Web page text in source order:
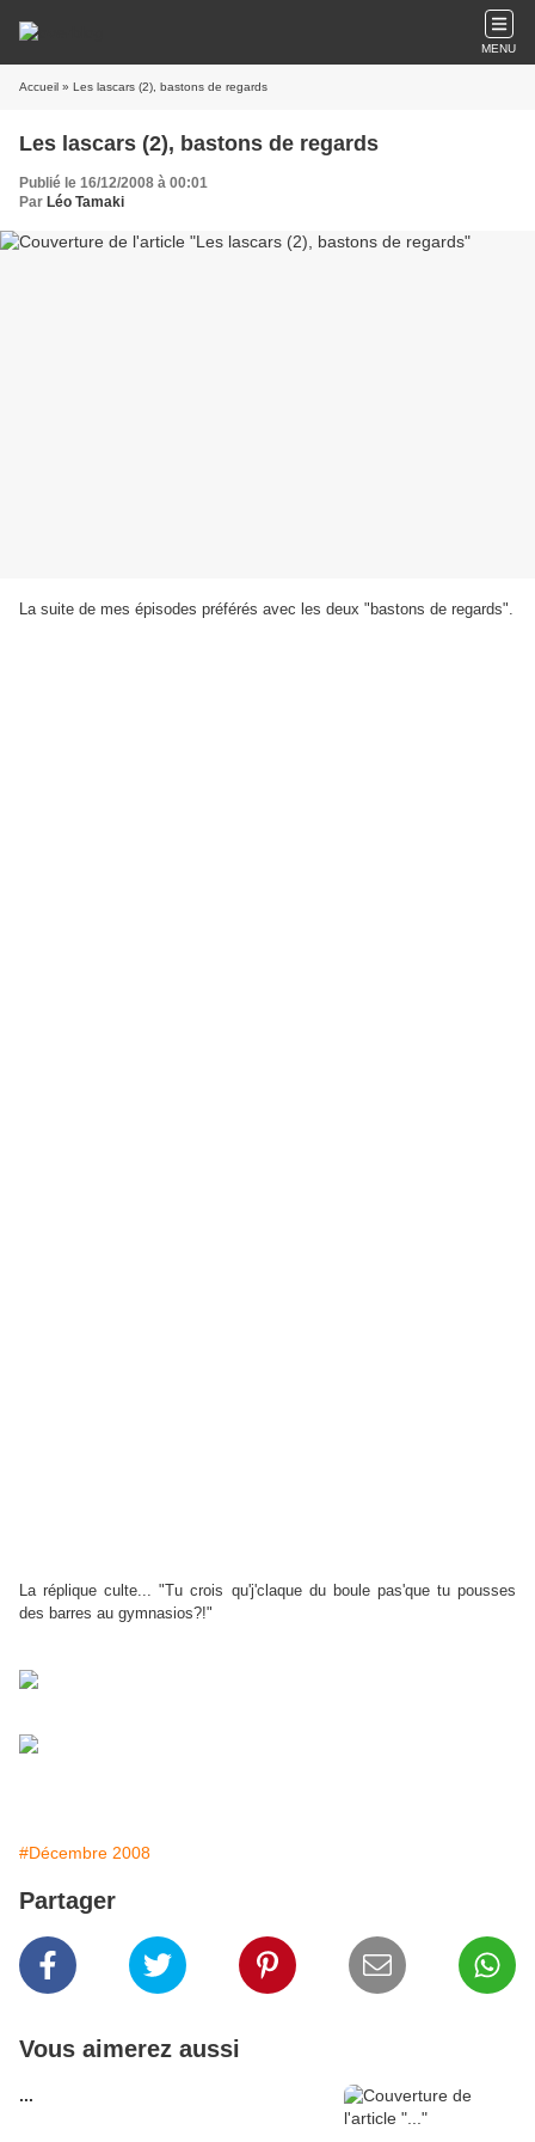
MENU
Accueil » Les lascars (2), bastons de regards
Les lascars (2), bastons de regards
Publié le 16/12/2008 à 00:01
Par Léo Tamaki
La suite de mes épisodes préférés avec les deux "bastons de regards".
La réplique culte... "Tu crois qu'j'claque du boule pas'que tu pousses
des barres au gymnasios?!"
#Décembre 2008
Partager
Vous aimerez aussi
...